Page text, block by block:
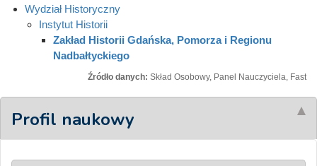
Wydział Historyczny
Instytut Historii
Zakład Historii Gdańska, Pomorza i Regionu
Nadbałtyckiego
Źródło danych: Skład Osobowy, Panel Nauczyciela, Fast
Profil naukowy